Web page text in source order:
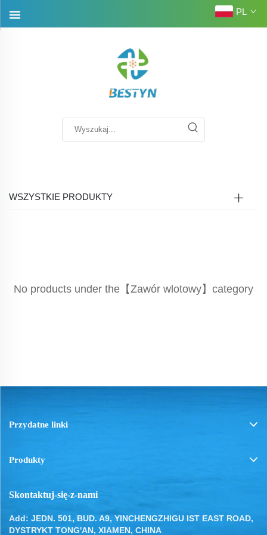
PL
WSZYSTKIE PRODUKTY
No products under the【Zawór wlotowy】category
Przydatne linki
Produkty
Skontaktuj-się-z-nami
Add: JEDN. 501, BUD. A9, YINCHENGZHIGU IST EAST ROAD,
DYSTRYKT TONG'AN, XIAMEN, CHINA